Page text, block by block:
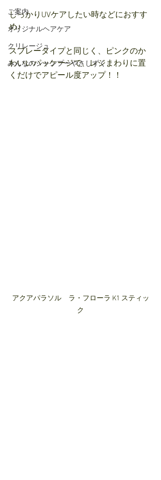
ご案内
オリジナルヘアケア
クリレージュ
みんなのシャンプーやさしずく
しっかりUVケアしたい時などにおすす
め♪
スプレータイプと同じく、ピンクのか
わいいパッケージで、レジまわりに置
くだけでアピール度アップ！！
アクアパラソル　ラ・フローラ K1 スティッ
ク